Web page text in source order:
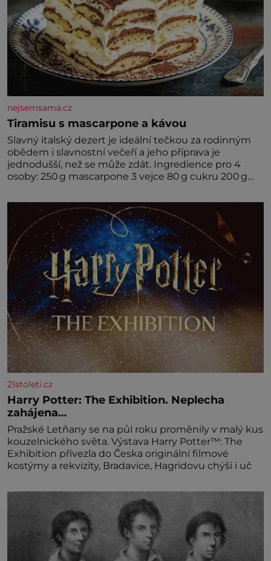
nejsemsama.cz
Tiramisu s mascarpone a kávou
Slavný italský dezert je ideální tečkou za rodinným
obědem i slavnostní večeří a jeho příprava je
jednodušší, než se může zdát. Ingredience pro 4
osoby: 250 g mascarpone 3 vejce 80 g cukru 200 g
amaretta kakao na posypání Postup: Oddělte
žloutky od bílků. Žloutky vyšlehejte s cukrem do
světlé pěny a postupně do nich vmíchejte
mascarpone, aby vznikl hladký
21stoleti.cz
Harry Potter: The Exhibition. Neplecha
zahájena…
Pražské Letňany se na půl roku proměnily v malý kus
kouzelnického světa. Výstava Harry Potter™: The
Exhibition přivezla do Česka originální filmové
kostýmy a rekvizity, Bradavice, Hagridovu chýši i uč